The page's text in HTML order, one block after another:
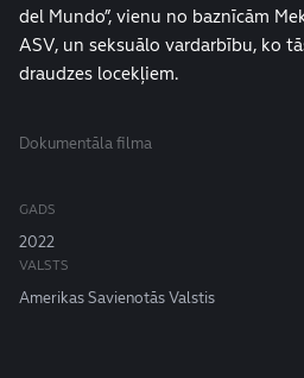
del Mundo”, vienu no baznīcām
ASV, un seksuālo vardarbību, ko
draudzes locekļiem.
Dokumentāla filma
GADS
2022
VALSTS
Amerikas Savienotās Valstis